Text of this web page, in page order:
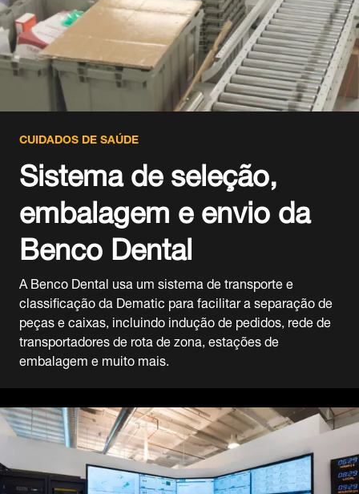
CUIDADOS DE SAÚDE
Sistema de seleção,
embalagem e envio da
Benco Dental
A Benco Dental usa um sistema de transporte e
classificação da Dematic para facilitar a separação de
peças e caixas, incluindo indução de pedidos, rede de
transportadores de rota de zona, estações de
embalagem e muito mais.